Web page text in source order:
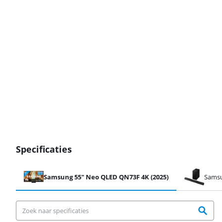
Specificaties
Samsung 55" Neo QLED QN73F 4K (2025)